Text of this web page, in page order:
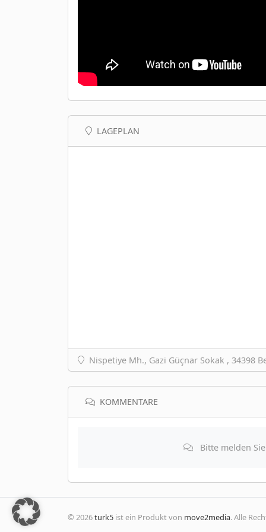
LAGEPLAN
Nispetiye Mh., Gazi Güçnar Sokak , 34398
KOMMENTARE
Bitte melden
© 2026turk5 ist ein Produkt von move2media. Alle